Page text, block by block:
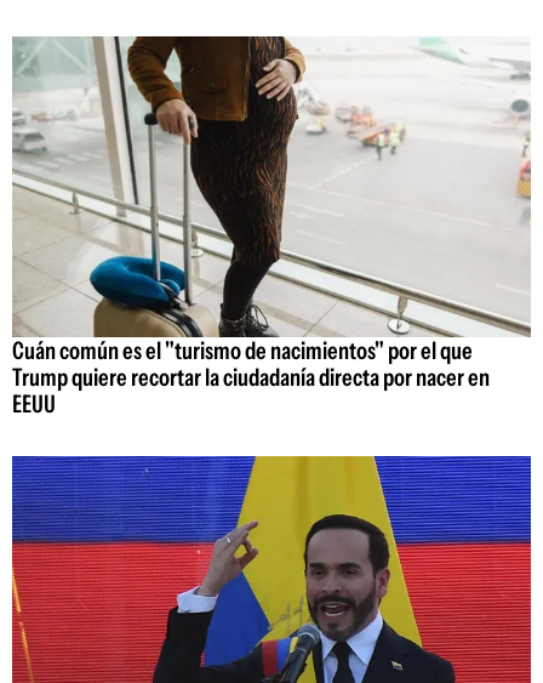
Cuán común es el "turismo de nacimientos" por el que
Trump quiere recortar la ciudadanía directa por nacer en
EEUU